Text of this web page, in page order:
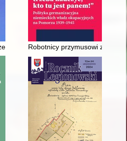
Robotnicy przymusowi z